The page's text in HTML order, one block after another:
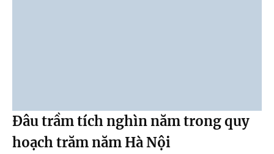
Đâu trầm tích nghìn năm trong quy
hoạch trăm năm Hà Nội